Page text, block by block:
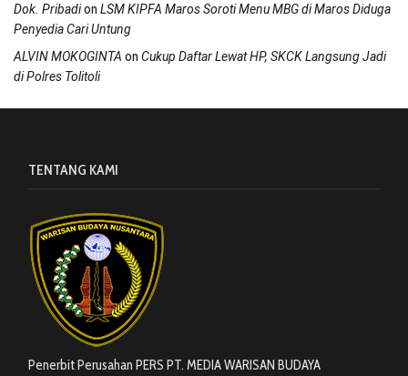
Dok. Pribadion LSM KIPFA Maros Soroti Menu MBG di Maros Diduga
Penyedia Cari Untung
ALVIN MOKOGINTA on Cukup Daftar Lewat HP, SKCK Langsung Jadi
di Polres Tolitoli
TENTANG KAMI
Penerbit Perusahan PERS PT. MEDIA WARISAN BUDAYA